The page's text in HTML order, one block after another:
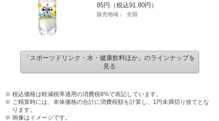
85円（税込91.80円）
販売地域： 全国
「スポーツドリンク・水・健康飲料ほか」のラインナップを
見る
税込価格は軽減税率適用の消費税8%で表記しています。
ご精算時には、本体価格の合計に消費税額を計算し、1円未満切り捨てとな
ります。
画像はイメージです。